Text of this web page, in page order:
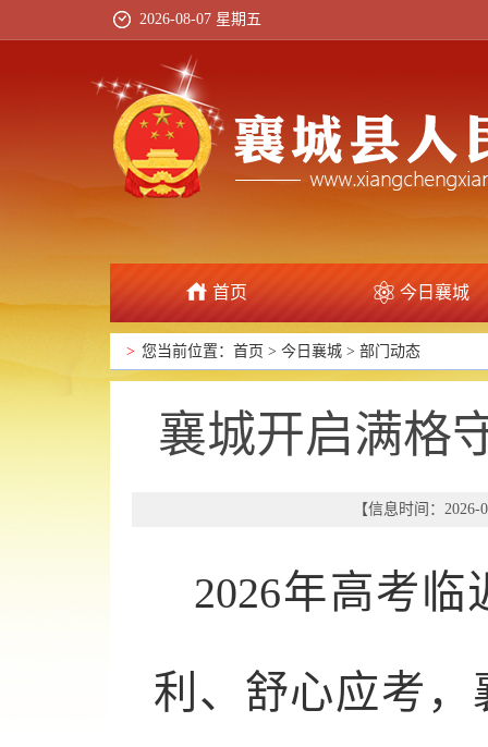
2026-08-07 星期五
首页 今日襄城
政府信息公开
> 您当前位置： 首页 > 今日襄城 > 部门动态
襄城开启满格
【信息时间：
2026年高考
利、舒心应考